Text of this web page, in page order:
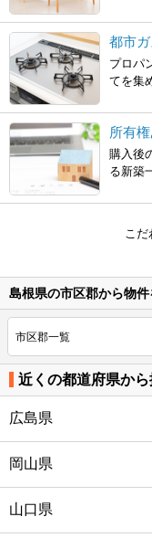
都市ガ
プロパ
てを集
所有
購入後
る新築
こだ
島根県の市区郡から物
市区郡一覧
近くの都道府県か
広島県
岡山県
山口県